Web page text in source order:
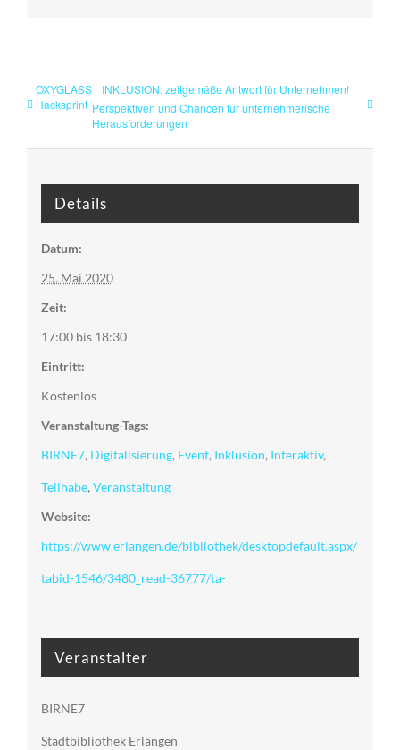
OXYGLASS
Hacksprint
INKLUSION: zeitgemäße Antwort für Unternehmen!
Perspektiven und Chancen für unternehmerische
Herausforderungen
Details
Datum:
25. Mai 2020
Zeit:
17:00 bis 18:30
Eintritt:
Kostenlos
Veranstaltung-Tags:
BIRNE7, Digitalisierung, Event, Inklusion, Interaktiv,
Teilhabe, Veranstaltung
Website:
https://www.erlangen.de/bibliothek/desktopdefault.aspx/
tabid-1546/3480_read-36777/ta-
Veranstalter
BIRNE7
Stadtbibliothek Erlangen